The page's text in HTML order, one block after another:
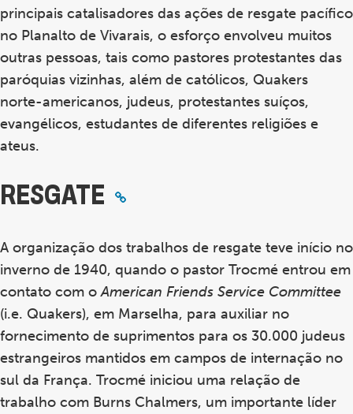
principais catalisadores das ações de resgate pacífico
no Planalto de Vivarais, o esforço envolveu muitos
outras pessoas, tais como pastores protestantes das
paróquias vizinhas, além de católicos, Quakers
norte-americanos, judeus, protestantes suíços,
evangélicos, estudantes de diferentes religiões e
ateus.
RESGATE
A organização dos trabalhos de resgate teve início no
inverno de 1940, quando o pastor Trocmé entrou em
contato com oAmerican Friends Service Committee
(i.e. Quakers), em Marselha, para auxiliar no
fornecimento de suprimentos para os 30.000 judeus
estrangeiros mantidos em campos de internação no
sul da França. Trocmé iniciou uma relação de
trabalho com Burns Chalmers, um importante líder